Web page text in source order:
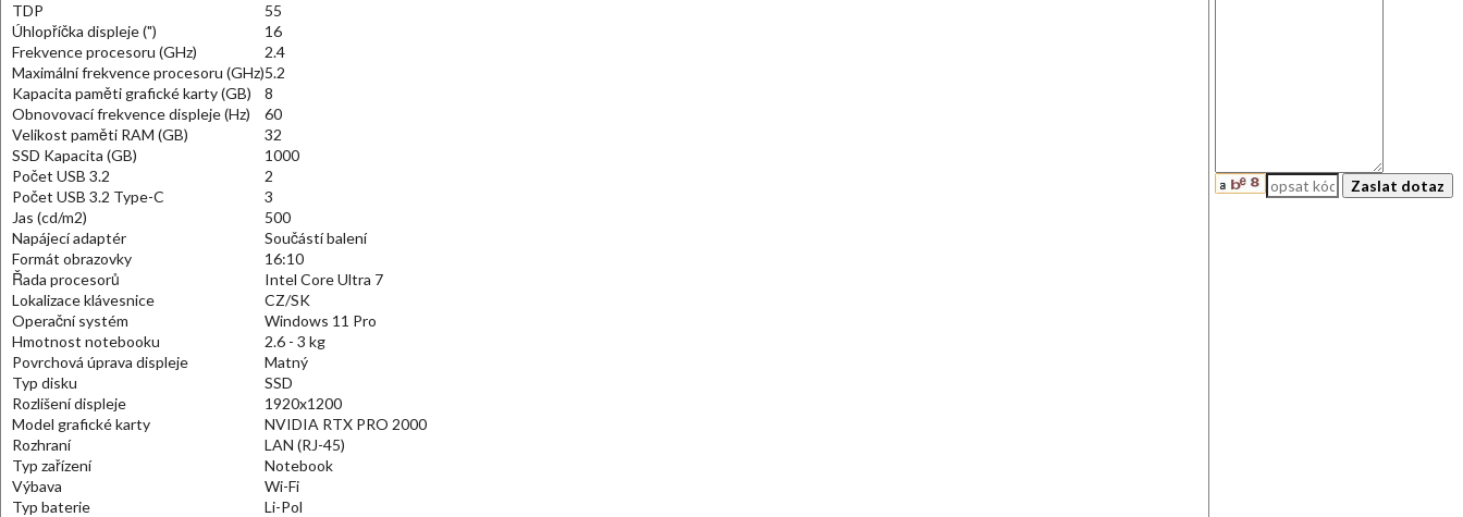
TDP
55
Úhlopříčka displeje (")
16
Frekvence procesoru (GHz)
2.4
Maximální frekvence procesoru (GHz)5.2
Kapacita paměti grafické karty (GB)
8
Obnovovací frekvence displeje (Hz)
60
Velikost paměti RAM (GB)
32
SSD Kapacita (GB)
1000
Počet USB 3.2
2
Počet USB 3.2 Type-C
3
Jas (cd/m2)
500
Napájecí adaptér
Součástí balení
Formát obrazovky
16:10
Řada procesorů
Intel Core Ultra 7
Lokalizace klávesnice
CZ/SK
Operační systém
Windows 11 Pro
Hmotnost notebooku
2.6 - 3 kg
Povrchová úprava displeje
Matný
Typ disku
SSD
Rozlišení displeje
1920x1200
Model grafické karty
NVIDIA RTX PRO 2000
Rozhraní
LAN (RJ-45)
Typ zařízení
Notebook
Výbava
Wi-Fi
Typ baterie
Li-Pol